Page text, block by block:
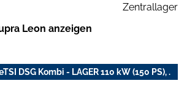
Zentrallager
Leon anzeigen
DSG Kombi - LAGER 110 kW (150 PS), .